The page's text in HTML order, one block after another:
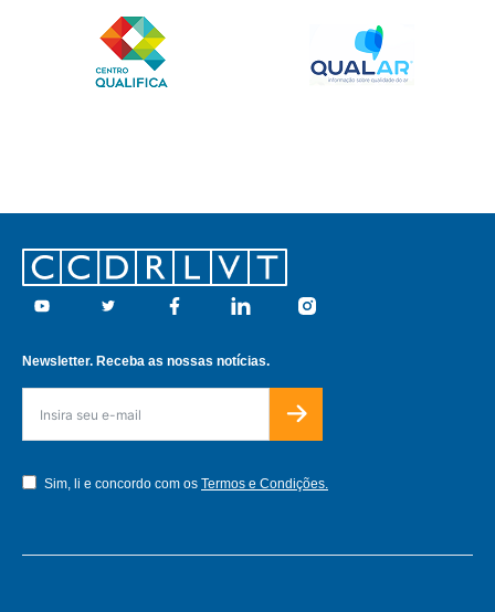
Footer
Youtube Twitter Facebook Linkedin Instagram
Newsletter. Receba as nossas notícias.
Sim, li e concordo com os Termos e Condições.